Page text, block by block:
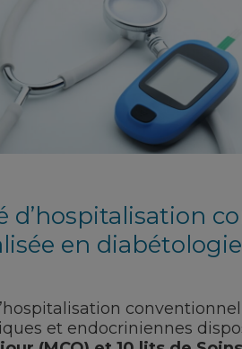
d’hospitalisation
en
et endocriniennes